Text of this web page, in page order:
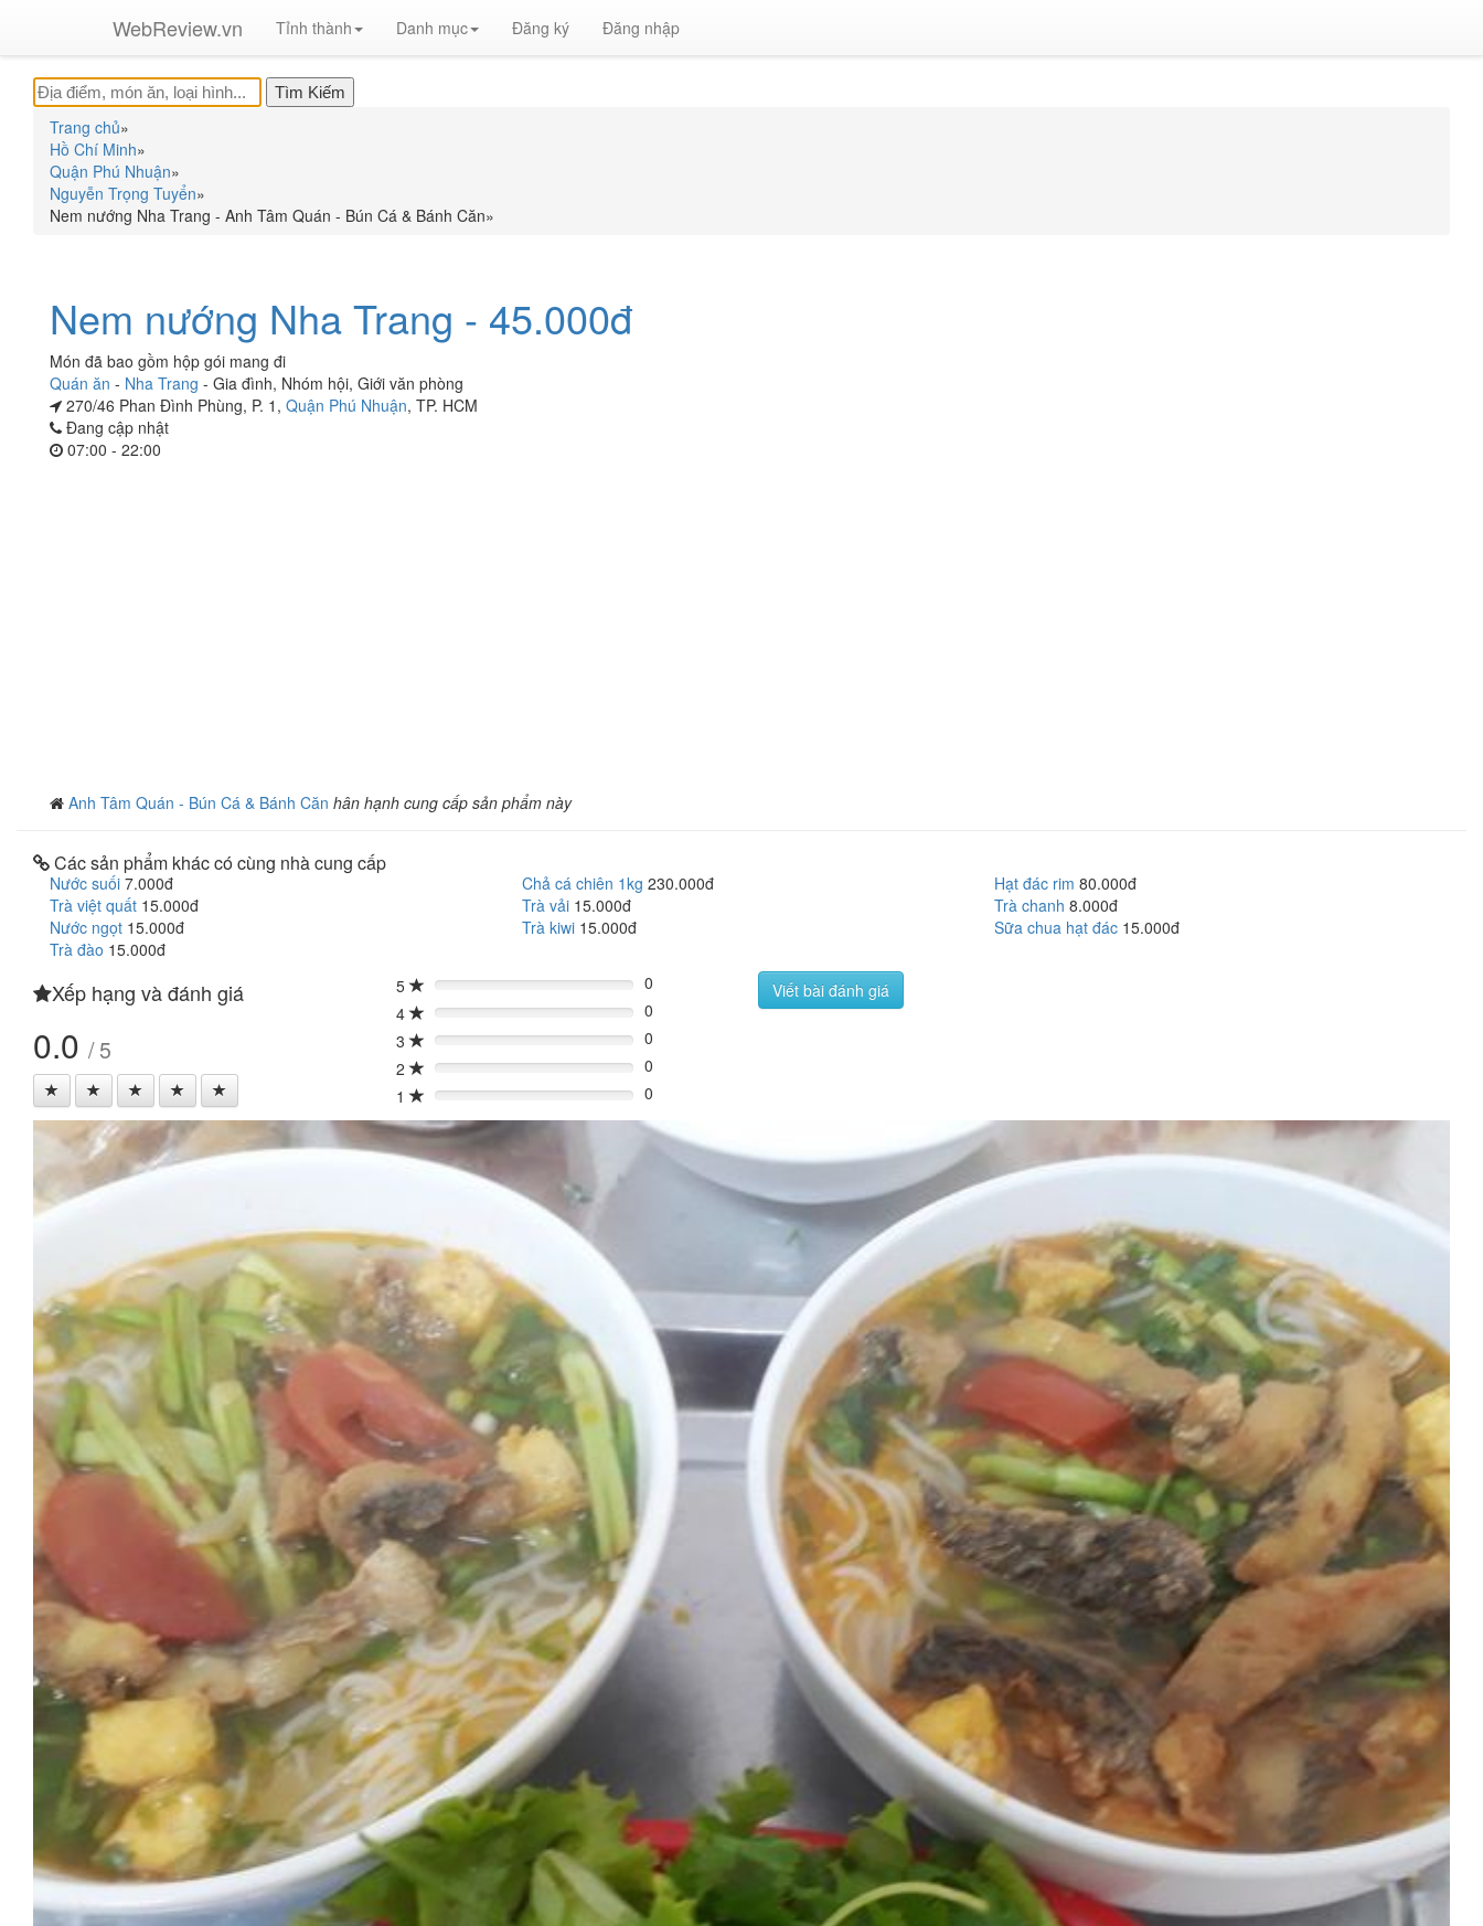
WebReview.vn Tỉnh thành Danh mục Đăng ký Đăng nhập
Trang chủ»
Hồ Chí Minh»
Quận Phú Nhuận»
Nguyễn Trọng Tuyển»
Nem nướng Nha Trang - Anh Tâm Quán - Bún Cá & Bánh Căn»
Nem nướng Nha Trang - 45.000đ
Món đã bao gồm hộp gói mang đi
Quán ăn - Nha Trang - Gia đình, Nhóm hội, Giới văn phòng
270/46 Phan Đình Phùng, P. 1, Quận Phú Nhuận, TP. HCM
Đang cập nhật
07:00 - 22:00
Anh Tâm Quán - Bún Cá & Bánh Căn hân hạnh cung cấp sản phẩm này
Các sản phẩm khác có cùng nhà cung cấp
Nước suối 7.000đ Chả cá chiên 1kg 230.000đ Hạt đác rim 80.000đ
Trà việt quất 15.000đ Trà vải 15.000đ Trà chanh 8.000đ
Nước ngọt 15.000đ Trà kiwi 15.000đ Sữa chua hạt đác 15.000đ
Trà đào 15.000đ
Xếp hạng và đánh giá
0.0 / 5
5 0%
0
4
0%
0
3
0%
0
2
0%
0
1
0% 0
Viết bài đánh giá